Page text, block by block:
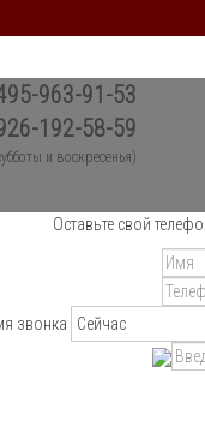
963-91-53
192-58-59
и воскресенья)
Оставьте свой
звонка